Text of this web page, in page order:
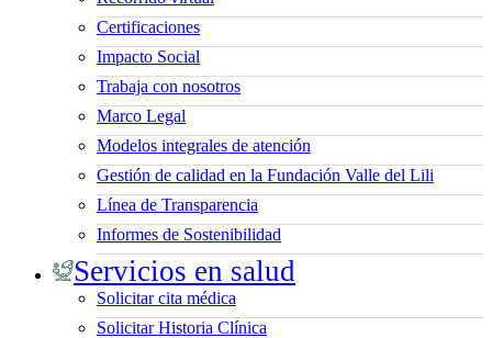
Certificaciones
Impacto Social
Trabaja con nosotros
Marco Legal
Modelos integrales de atención
Gestión de calidad en la Fundación Valle del Lili
Línea de Transparencia
Informes de Sostenibilidad
Servicios en salud
Solicitar cita médica
Solicitar Historia Clínica